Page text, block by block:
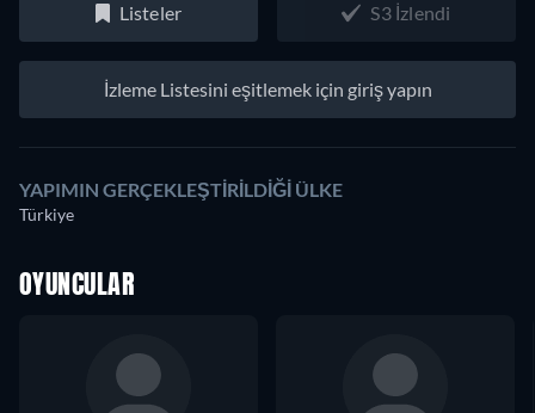
Listeler S3 İzlendi
İzleme Listesini eşitlemek için giriş yapın
YAPIMIN GERÇEKLEŞTIRILDIĞI ÜLKE
Türkiye
OYUNCULAR